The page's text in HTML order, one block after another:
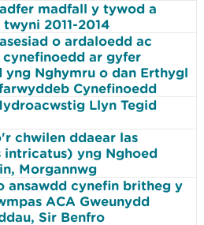
madfall y tywod a
2011-2014
o ardaloedd ac
cynefinoedd ar gyfer
yng Nghymru o dan Erthygl
Cynefinoedd
Llyn Tegid
chwilen ddaear las
intricatus) yng Nghoed
Morgannwg
ansawdd cynefin britheg y
ACA Gweunydd
Sir Benfro